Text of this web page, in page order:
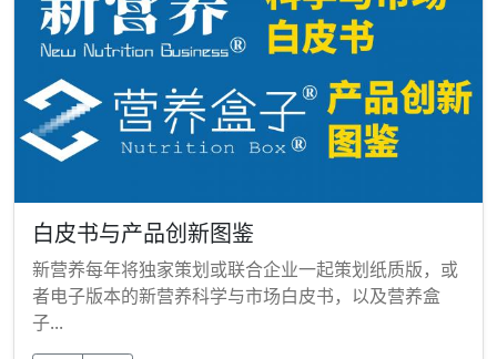
白皮书与产品创新图鉴
新营养每年将独家策划或联合企业一起策划纸质版，或
者电子版本的新营养科学与市场白皮书，以及营养盒
子...